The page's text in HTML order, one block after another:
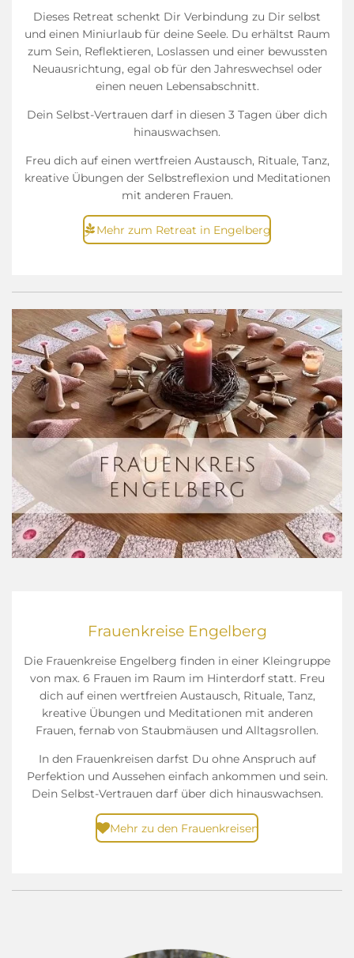
Dieses Retreat schenkt Dir Verbindung zu Dir selbst
und einen Miniurlaub für deine Seele. Du erhältst Raum
zum Sein, Reflektieren, Loslassen und einer bewussten
Neuausrichtung, egal ob für den Jahreswechsel oder
einen neuen Lebensabschnitt.
Dein Selbst-Vertrauen darf in diesen 3 Tagen über dich
hinauswachsen.
Freu dich auf einen wertfreien Austausch, Rituale, Tanz,
kreative Übungen der Selbstreflexion und Meditationen
mit anderen Frauen.
Mehr zum Retreat in Engelberg
Frauenkreise Engelberg
Die Frauenkreise Engelberg finden in einer Kleingruppe
von max. 6 Frauen im Raum im Hinterdorf statt. Freu
dich auf einen wertfreien Austausch, Rituale, Tanz,
kreative Übungen und Meditationen mit anderen
Frauen, fernab von Staubmäusen und Alltagsrollen.
In den Frauenkreisen darfst Du ohne Anspruch auf
Perfektion und Aussehen einfach ankommen und sein.
Dein Selbst-Vertrauen darf über dich hinauswachsen.
Mehr zu den Frauenkreisen